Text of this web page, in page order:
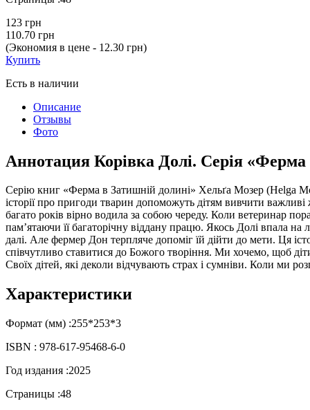
123 грн
110.70 грн
(Экономия в цене - 12.30 грн)
Купить
Есть в наличии
Описание
Отзывы
Фото
Аннотация Корівка Долі. Серія
Серію книг «Ферма в Затишній долині» Хельґа Мозер (Helga
історії про пригоди тварин допоможуть дітям вивчити
багато років вірно водила за собою череду. Коли ветеринар
пам’ятаючи її багаторічну віддану працю. Якось Долі впала на
далі. Але фермер Дон терпляче допоміг їй дійти до мети. Ця
співчутливо ставитися до Божого творіння. Ми хочемо, щоб
Своїх дітей, які деколи відчувають страх і сумніви. Коли ми
Характеристики
Формат (мм) :255*253*3
ISBN : 978-617-95468-6-0
Год издания :2025
Страницы :48